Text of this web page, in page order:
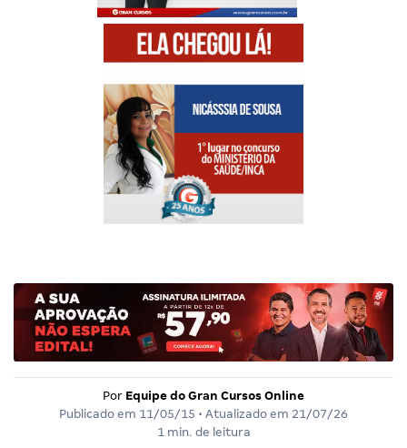
Por Equipe do Gran Cursos Online
Publicado em 11/05/15 • Atualizado em 21/07/26
1 min. de leitura